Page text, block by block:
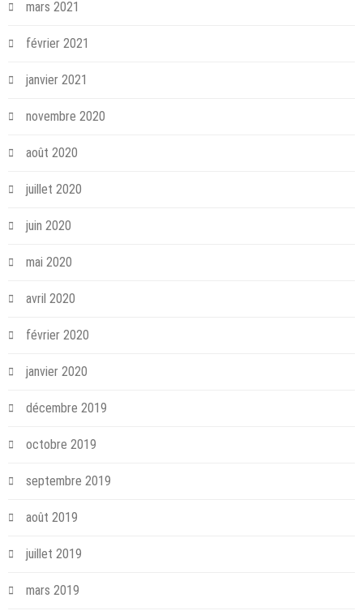
mars 2021
février 2021
janvier 2021
novembre 2020
août 2020
juillet 2020
juin 2020
mai 2020
avril 2020
février 2020
janvier 2020
décembre 2019
octobre 2019
septembre 2019
août 2019
juillet 2019
mars 2019